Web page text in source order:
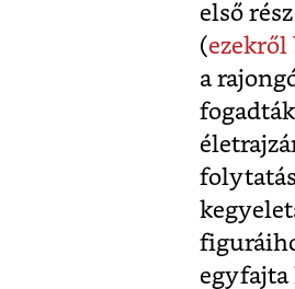
első
(ezekről
a
fogadták
egyfajta